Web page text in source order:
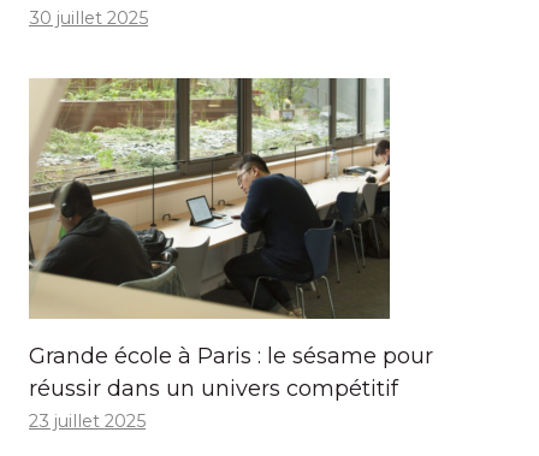
30 juillet 2025
Grande école à Paris : le sésame pour
réussir dans un univers compétitif
23 juillet 2025